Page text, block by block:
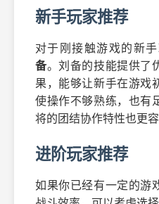
新手玩家推荐
对于刚接触游戏的新
备。刘备的技能提供了
果，能够让新手在游戏
使操作不够熟练，也有
将的团结协作特性也更容
进阶玩家推荐
如果你已经有一定的游